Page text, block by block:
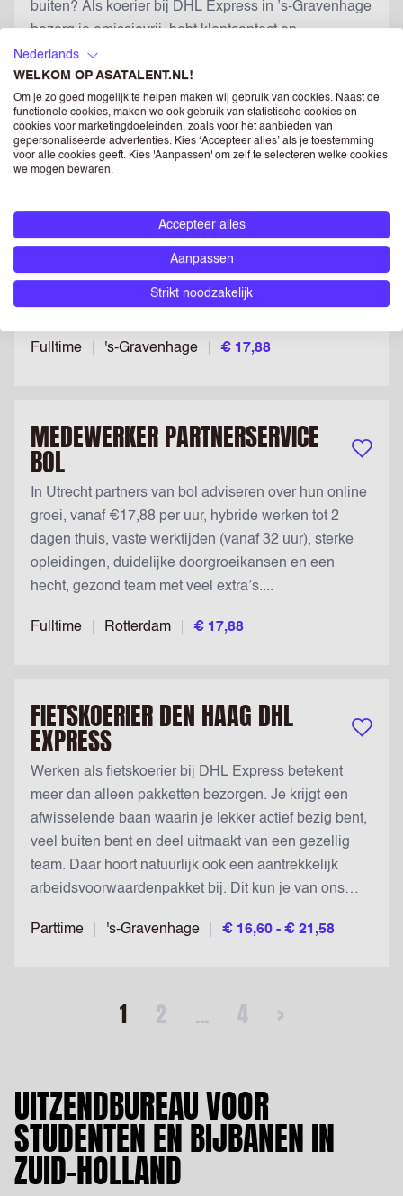
Parttime 's-Gravenhage € 16,60 - € 21,58
buiten? Als koerier bij DHL Express in ’s-Gravenhage
bezorg je emissievrij, hebt klantcontact en
groeikansen in een hecht, internationaal team....
PARTNERSERVICE BOL
Fulltime 's-Gravenhage € 17,88
In Utrecht aan de slag in e-commerce met €17,88 per
uur, vaste werktijden, hybride werken tot 2 dagen
thuis, optie op een 4-daagse werkweek, sterke
opleidings- en doorgroeimogelijkheden én veel
aandacht voor welzijn en teamgevoel....
MEDEWERKER PARTNERSERVICE
BOL Bewaar
Fulltime Rotterdam € 17,88
In Utrecht partners van bol adviseren over hun online
groei, vanaf €17,88 per uur, hybride werken tot 2
dagen thuis, vaste werktijden (vanaf 32 uur), sterke
opleidingen, duidelijke doorgroeikansen en een
hecht, gezond team met veel extra’s....
FIETSKOERIER DEN HAAG DHL
EXPRESS Bewaar
Parttime 's-Gravenhage € 16,60 - € 21,58
Werken als fietskoerier bij DHL Express betekent
meer dan alleen pakketten bezorgen. Je krijgt een
afwisselende baan waarin je lekker actief bezig bent,
veel buiten bent en deel uitmaakt van een gezellig
team. Daar hoort natuurlijk ook een aantrekkelijk
arbeidsvoorwaardenpakket bij. Dit kun je van ons
1 2 ... 4 >
UITZENDBUREAU VOOR
STUDENTEN EN BIJBANEN IN
ZUID-HOLLAND
Nederlands
WELKOM OP ASATALENT.NL!
Om je zo goed mogelijk te helpen maken wij gebruik van cookies. Naast de
functionele cookies, maken we ook gebruik van statistische cookies en
cookies voor marketingdoeleinden, zoals voor het aanbieden van
gepersonaliseerde advertenties. Kies ‘Accepteer alles’ als je toestemming
voor alle cookies geeft. Kies 'Aanpassen' om zelf te selecteren welke cookies
we mogen bewaren.
Accepteer alles
Aanpassen
Strikt noodzakelijk